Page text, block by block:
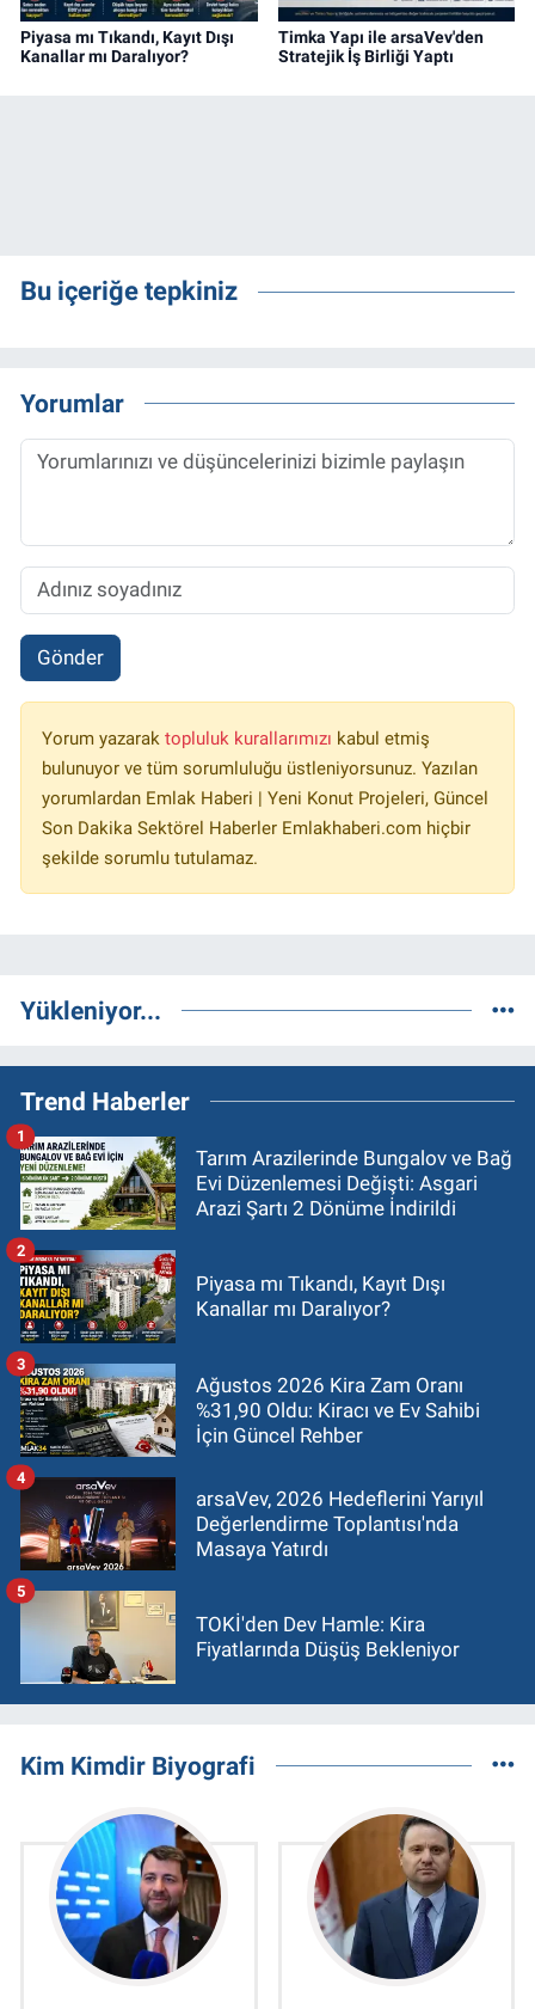
Piyasa mı Tıkandı, Kayıt Dışı
Kanallar mı Daralıyor?
Timka Yapı ile arsaVev'den
Stratejik İş Birliği Yaptı
Bu içeriğe tepkiniz
Yorumlar
Gönder
Yorum yazarak topluluk kurallarımızı kabul etmiş
bulunuyor ve tüm sorumluluğu üstleniyorsunuz. Yazılan
yorumlardan Emlak Haberi | Yeni Konut Projeleri, Güncel
Son Dakika Sektörel Haberler Emlakhaberi.com hiçbir
şekilde sorumlu tutulamaz.
Yükleniyor...
Trend Haberler
Tarım Arazilerinde Bungalov ve Bağ
Evi Düzenlemesi Değişti: Asgari
Arazi Şartı 2 Dönüme İndirildi
1
Piyasa mı Tıkandı, Kayıt Dışı
Kanallar mı Daralıyor?
2
Ağustos 2026 Kira Zam Oranı
%31,90 Oldu: Kiracı ve Ev Sahibi
İçin Güncel Rehber
3
arsaVev, 2026 Hedeflerini Yarıyıl
Değerlendirme Toplantısı'nda
Masaya Yatırdı
4
TOKİ'den Dev Hamle: Kira
Fiyatlarında Düşüş Bekleniyor
5
Kim Kimdir Biyografi